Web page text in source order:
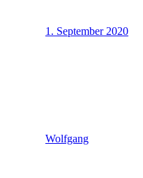
1. September 2020
Wolfgang